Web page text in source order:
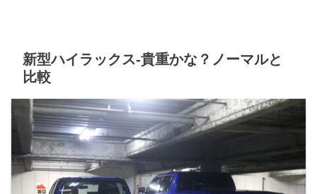
新型ハイラックス-貴重かな？ノーマルと
比較